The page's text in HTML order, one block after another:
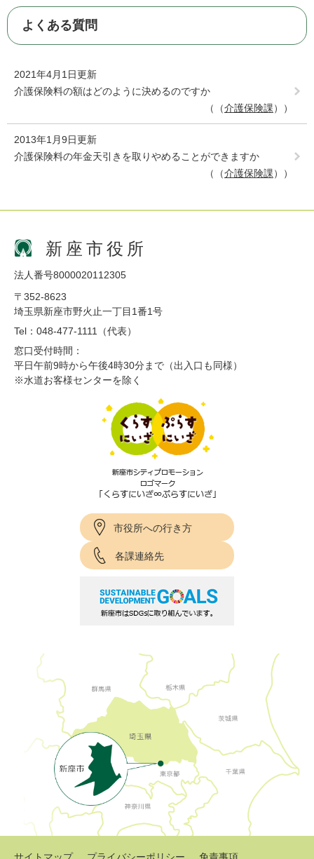
よくある質問
2021年4月1日更新
介護保険料の額はどのように決めるのですか
（介護保険課）
2013年1月9日更新
介護保険料の年金天引きを取りやめることができますか
（介護保険課）
新座市役所
法人番号8000020112305
〒352-8623
埼玉県新座市野火止一丁目1番1号
Tel：048-477-1111（代表）
窓口受付時間：
平日午前9時から午後4時30分まで（出入口も同様）
※水道お客様センターを除く
市役所への行き方
各課連絡先